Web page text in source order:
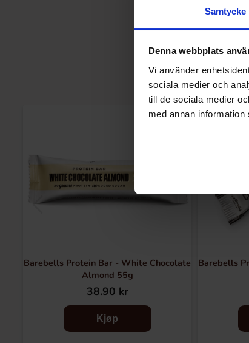
Samtycke
Denna webbplats
Vi använder
sociala medier och
till de sociala medier
med annan
Barebells Protein Bar - White Chocolate
Almond 55g
38.90 kr
Kjøp
Barebells